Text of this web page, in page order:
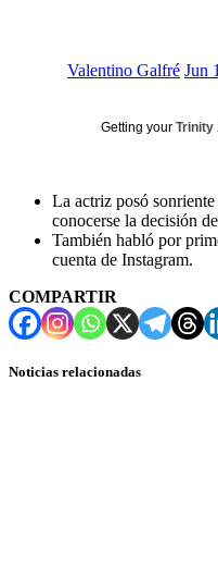
Valentino Galfré Jun
Getting your Trinity
La actriz posó
conocerse la decisión
También habló por
cuenta de Instagram.
COMPARTIR
Noticias relacionadas